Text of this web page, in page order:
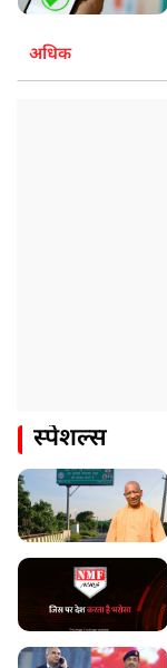
अधिक
स्पेशल्स